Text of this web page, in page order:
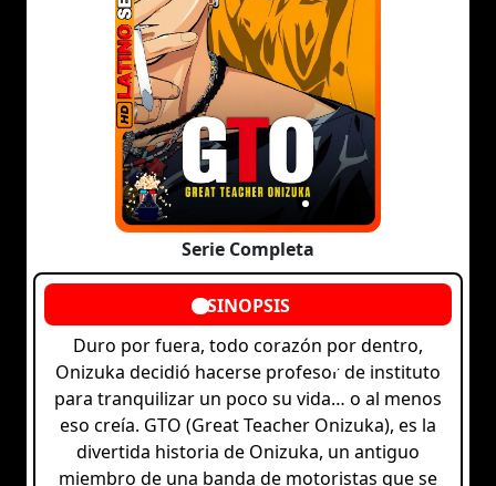
Serie Completa
Duro por fuera, todo corazón por dentro,
Onizuka decidió hacerse profesor de instituto
para tranquilizar un poco su vida… o al menos
eso creía. GTO (Great Teacher Onizuka), es la
divertida historia de Onizuka, un antiguo
miembro de una banda de motoristas que se